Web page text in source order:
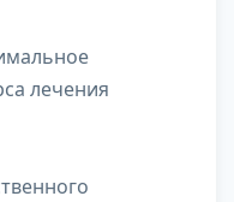
лечения